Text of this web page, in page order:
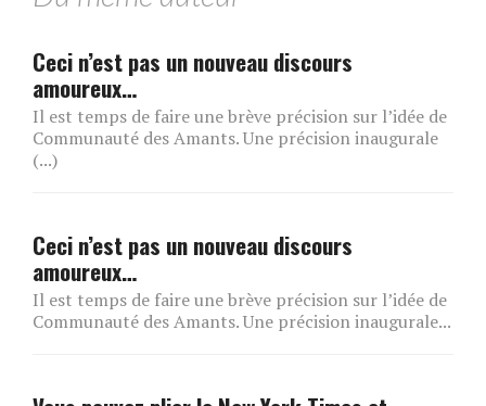
Ceci n’est pas un nouveau discours
amoureux…
Il est temps de faire une brève précision sur l’idée de
Communauté des Amants. Une précision inaugurale
(...)
Ceci n’est pas un nouveau discours
amoureux…
Il est temps de faire une brève précision sur l’idée de
Communauté des Amants. Une précision inaugurale...